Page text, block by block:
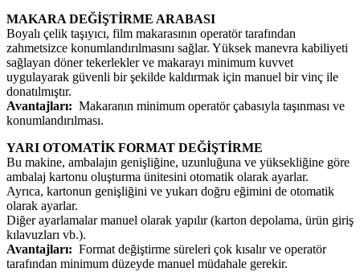
MAKARA DEĞİŞTİRME ARABASI
Boyalı çelik taşıyıcı, film makarasının operatör tarafından
zahmetsizce konumlandırılmasını sağlar. Yüksek manevra kabiliyeti
sağlayan döner tekerlekler ve makarayı minimum kuvvet
uygulayarak güvenli bir şekilde kaldırmak için manuel bir vinç ile
donatılmıştır.
Avantajları: Makaranın minimum operatör çabasıyla taşınması ve
konumlandırılması.
YARI OTOMATİK FORMAT DEĞİŞTİRME
Bu makine, ambalajın genişliğine, uzunluğuna ve yüksekliğine göre
ambalaj kartonu oluşturma ünitesini otomatik olarak ayarlar.
Ayrıca, kartonun genişliğini ve yukarı doğru eğimini de otomatik
olarak ayarlar.
Diğer ayarlamalar manuel olarak yapılır (karton depolama, ürün giriş
kılavuzları vb.).
Avantajları: Format değiştirme süreleri çok kısalır ve operatör
tarafından minimum düzeyde manuel müdahale gerekir.